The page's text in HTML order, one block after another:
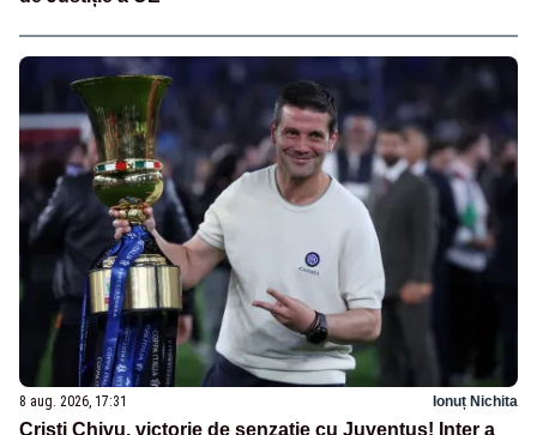
8 aug. 2026, 17:31 Ionuț Nichita
Cristi Chivu, victorie de senzație cu Juventus! Inter a